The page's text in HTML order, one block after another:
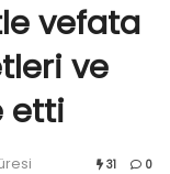
vefata
ve
etti
31 0